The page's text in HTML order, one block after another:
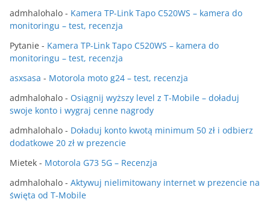
admhalohalo - Kamera TP-Link Tapo C520WS – kamera do
monitoringu – test, recenzja
Pytanie - Kamera TP-Link Tapo C520WS – kamera do
monitoringu – test, recenzja
asxsasa - Motorola moto g24 – test, recenzja
admhalohalo - Osiągnij wyższy level z T-Mobile – doładuj
swoje konto i wygraj cenne nagrody
admhalohalo - Doładuj konto kwotą minimum 50 zł i odbierz
dodatkowe 20 zł w prezencie
Mietek - Motorola G73 5G – Recenzja
admhalohalo - Aktywuj nielimitowany internet w prezencie na
święta od T-Mobile